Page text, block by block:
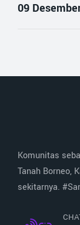
09
Komunitas
Tanah Borneo,
sekitarnya.